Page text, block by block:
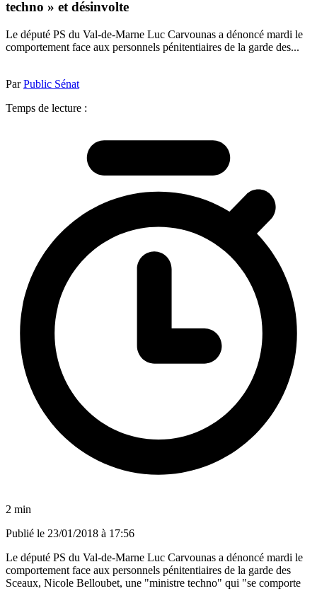
techno » et désinvolte
Le député PS du Val-de-Marne Luc Carvounas a dénoncé mardi le
comportement face aux personnels pénitentiaires de la garde des...
ParPublic Sénat
Temps de lecture :
2 min
Publié le 23/01/2018 à 17:56
Le député PS du Val-de-Marne Luc Carvounas a dénoncé mardi le
comportement face aux personnels pénitentiaires de la garde des
Sceaux, Nicole Belloubet, une "ministre techno" qui "se comporte